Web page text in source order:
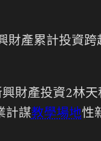
財產累計投資
財產投資2林
計謀教學場地性